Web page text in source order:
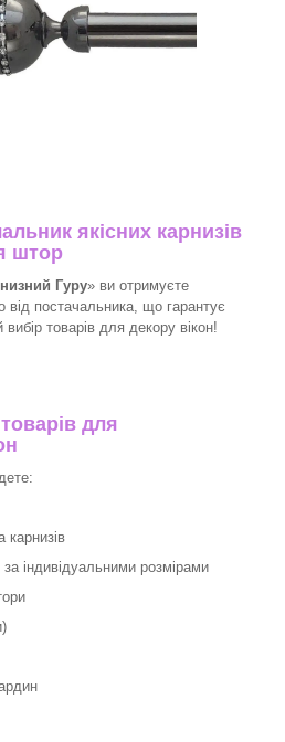
якісних карнизів
штор
Гуру» ви отримуєте
від постачальника, що гарантує
товарів для декору вікон!​
для
індивідуальними розмірами